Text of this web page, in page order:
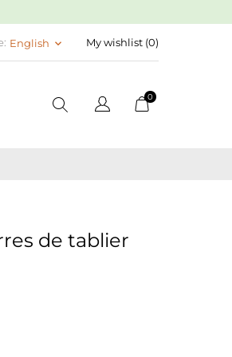
English keyboard_arrow_down My wishlist (0)
0
de tablier